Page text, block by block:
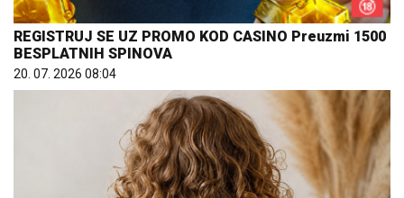
REGISTRUJ SE UZ PROMO KOD CASINO Preuzmi 1500
BESPLATNIH SPINOVA
20. 07. 2026 08:04